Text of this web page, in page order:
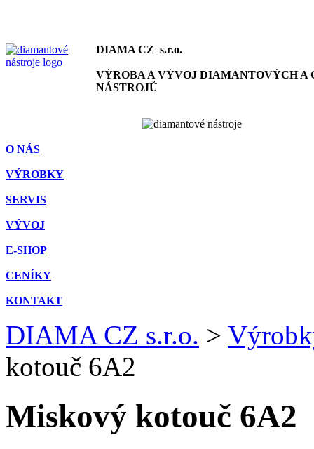
DIAMA CZ s.r.o.
VÝROBA A VÝVOJ DIAMANTOVÝCH A
NÁSTROJŮ
O NÁS
VÝROBKY
SERVIS
VÝVOJ
E-SHOP
CENÍKY
KONTAKT
DIAMA CZ s.r.o. >
kotouč 6A2
Miskový kotouč 6A2